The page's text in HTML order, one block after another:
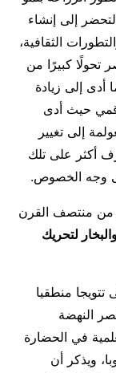
إلى إنشاء
الثقافية،
تحولًا كبيرًا من
أدى إلى زيادة
حيث أدى
إلى تغيير
أكثر على تلك
وجه الخصوص.
من منتصف القرن
لتحريك
تتويجا منطقيا
النهضة
في الحضارة
ويذكر أن